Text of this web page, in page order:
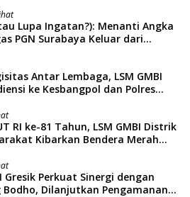
Lupa Ingatan?): Menanti Angka
PGN Surabaya Keluar dari
Antar Lembaga, LSM GMBI
ke Kesbangpol dan Polres
RI ke-81 Tahun, LSM GMBI Distrik
Kibarkan Bendera Merah
Gresik Perkuat Sinergi dengan
Dilanjutkan Pengamanan